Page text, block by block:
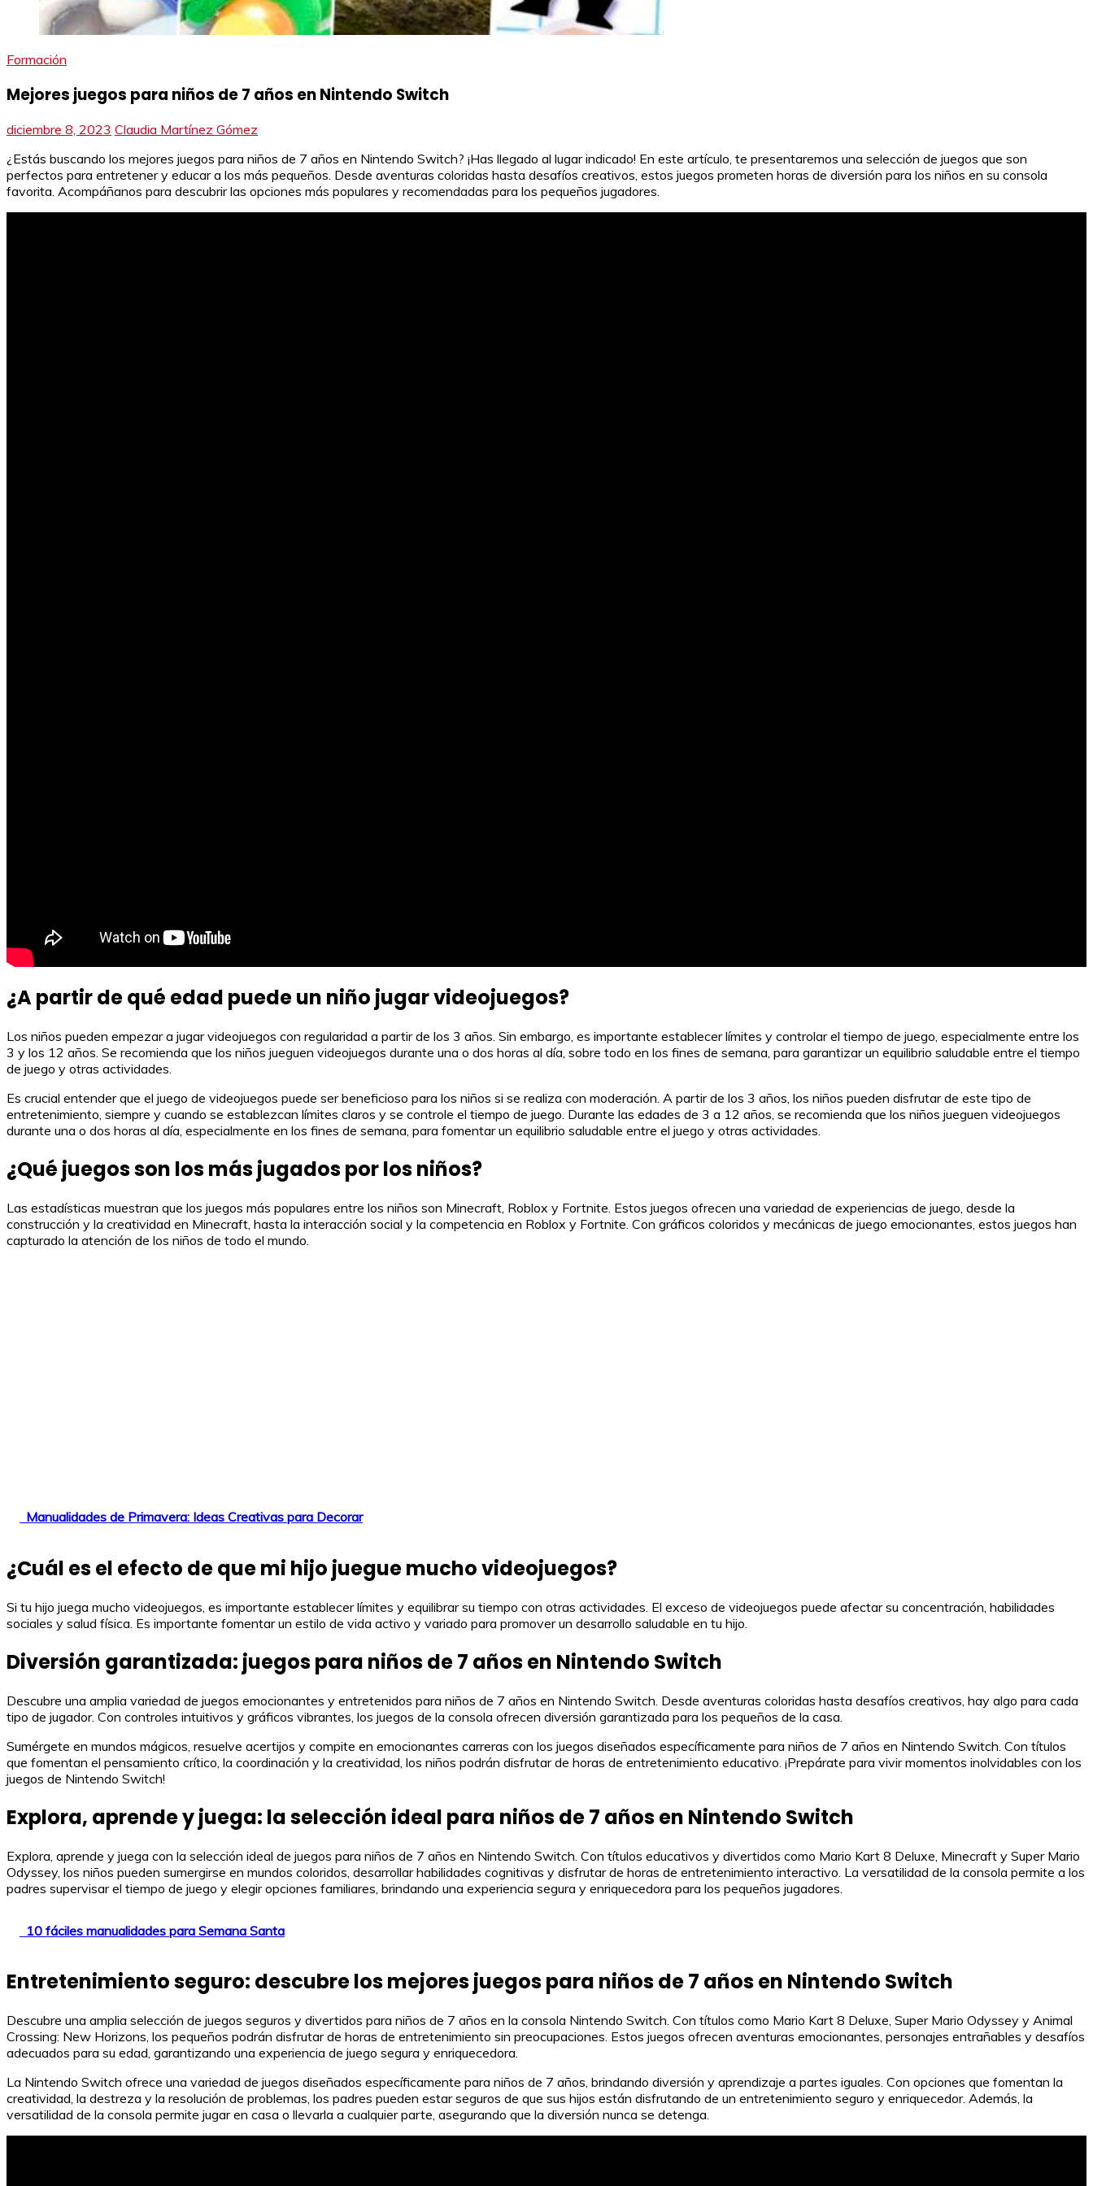
Formación
Mejores juegos para niños de 7 años en Nintendo Switch
diciembre 8, 2023 Claudia Martínez Gómez
¿Estás buscando los mejores juegos para niños de 7 años en Nintendo Switch? ¡Has llegado al lugar indicado! En este artículo, te presentaremos una selección de juegos que son
perfectos para entretener y educar a los más pequeños. Desde aventuras coloridas hasta desafíos creativos, estos juegos prometen horas de diversión para los niños en su consola
favorita. Acompáñanos para descubrir las opciones más populares y recomendadas para los pequeños jugadores.
¿A partir de qué edad puede un niño jugar videojuegos?
Los niños pueden empezar a jugar videojuegos con regularidad a partir de los 3 años. Sin embargo, es importante establecer límites y controlar el tiempo de juego, especialmente entre los
3 y los 12 años. Se recomienda que los niños jueguen videojuegos durante una o dos horas al día, sobre todo en los fines de semana, para garantizar un equilibrio saludable entre el tiempo
de juego y otras actividades.
Es crucial entender que el juego de videojuegos puede ser beneficioso para los niños si se realiza con moderación. A partir de los 3 años, los niños pueden disfrutar de este tipo de
entretenimiento, siempre y cuando se establezcan límites claros y se controle el tiempo de juego. Durante las edades de 3 a 12 años, se recomienda que los niños jueguen videojuegos
durante una o dos horas al día, especialmente en los fines de semana, para fomentar un equilibrio saludable entre el juego y otras actividades.
¿Qué juegos son los más jugados por los niños?
Las estadísticas muestran que los juegos más populares entre los niños son Minecraft, Roblox y Fortnite. Estos juegos ofrecen una variedad de experiencias de juego, desde la
construcción y la creatividad en Minecraft, hasta la interacción social y la competencia en Roblox y Fortnite. Con gráficos coloridos y mecánicas de juego emocionantes, estos juegos han
capturado la atención de los niños de todo el mundo.
Manualidades de Primavera: Ideas Creativas para Decorar
¿Cuál es el efecto de que mi hijo juegue mucho videojuegos?
Si tu hijo juega mucho videojuegos, es importante establecer límites y equilibrar su tiempo con otras actividades. El exceso de videojuegos puede afectar su concentración, habilidades
sociales y salud física. Es importante fomentar un estilo de vida activo y variado para promover un desarrollo saludable en tu hijo.
Diversión garantizada: juegos para niños de 7 años en Nintendo Switch
Descubre una amplia variedad de juegos emocionantes y entretenidos para niños de 7 años en Nintendo Switch. Desde aventuras coloridas hasta desafíos creativos, hay algo para cada
tipo de jugador. Con controles intuitivos y gráficos vibrantes, los juegos de la consola ofrecen diversión garantizada para los pequeños de la casa.
Sumérgete en mundos mágicos, resuelve acertijos y compite en emocionantes carreras con los juegos diseñados específicamente para niños de 7 años en Nintendo Switch. Con títulos
que fomentan el pensamiento crítico, la coordinación y la creatividad, los niños podrán disfrutar de horas de entretenimiento educativo. ¡Prepárate para vivir momentos inolvidables con los
juegos de Nintendo Switch!
Explora, aprende y juega: la selección ideal para niños de 7 años en Nintendo Switch
Explora, aprende y juega con la selección ideal de juegos para niños de 7 años en Nintendo Switch. Con títulos educativos y divertidos como Mario Kart 8 Deluxe, Minecraft y Super Mario
Odyssey, los niños pueden sumergirse en mundos coloridos, desarrollar habilidades cognitivas y disfrutar de horas de entretenimiento interactivo. La versatilidad de la consola permite a los
padres supervisar el tiempo de juego y elegir opciones familiares, brindando una experiencia segura y enriquecedora para los pequeños jugadores.
10 fáciles manualidades para Semana Santa
Entretenimiento seguro: descubre los mejores juegos para niños de 7 años en Nintendo Switch
Descubre una amplia selección de juegos seguros y divertidos para niños de 7 años en la consola Nintendo Switch. Con títulos como Mario Kart 8 Deluxe, Super Mario Odyssey y Animal
Crossing: New Horizons, los pequeños podrán disfrutar de horas de entretenimiento sin preocupaciones. Estos juegos ofrecen aventuras emocionantes, personajes entrañables y desafíos
adecuados para su edad, garantizando una experiencia de juego segura y enriquecedora.
La Nintendo Switch ofrece una variedad de juegos diseñados específicamente para niños de 7 años, brindando diversión y aprendizaje a partes iguales. Con opciones que fomentan la
creatividad, la destreza y la resolución de problemas, los padres pueden estar seguros de que sus hijos están disfrutando de un entretenimiento seguro y enriquecedor. Además, la
versatilidad de la consola permite jugar en casa o llevarla a cualquier parte, asegurando que la diversión nunca se detenga.